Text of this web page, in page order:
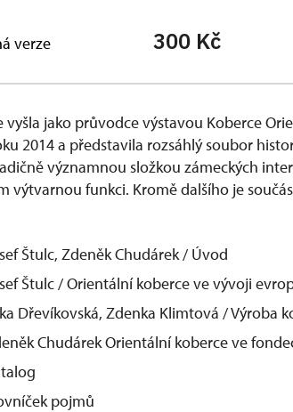
verze 300 Kč
vyšla jako průvodce výstavou Koberce
2014 a představila rozsáhlý soubor
významnou složkou zámeckých
výtvarnou funkci. Kromě dalšího je
Štulc, Zdeněk Chudárek / Úvod
Štulc / Orientální koberce ve vývoji
Dřevíkovská, Zdenka Klimtová / Výroba
Chudárek Orientální koberce ve
pojmů